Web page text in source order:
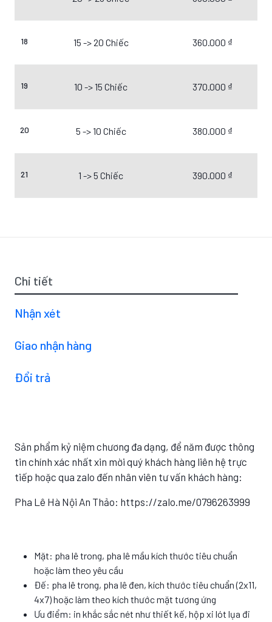
18 15 -> 20 Chiếc 360.000 ₫
19 10 -> 15 Chiếc 370.000 ₫
20 5 -> 10 Chiếc 380.000 ₫
21 1 -> 5 Chiếc 390.000 ₫
Chi tiết
Nhận xét
Giao nhận hàng
Đổi trả
Sản phẩm kỷ niệm chương đa dạng, để năm được thông
tin chính xác nhất xin mời quý khách hàng liên hệ trực
tiếp hoặc qua zalo đến nhân viên tư vấn khách hàng:
Pha Lê Hà Nội An Thảo: https://zalo.me/0796263999
Mặt: pha lê trong, pha lê mầu kích thước tiêu chuẩn
hoặc làm theo yêu cầu
Đế: pha lê trong, pha lê đen, kích thước tiêu chuẩn (2x11,
4x7) hoặc làm theo kích thước mặt tương ứng
Ưu điểm: in khắc sắc nét như thiết kế, hộp xi lót lụa đi